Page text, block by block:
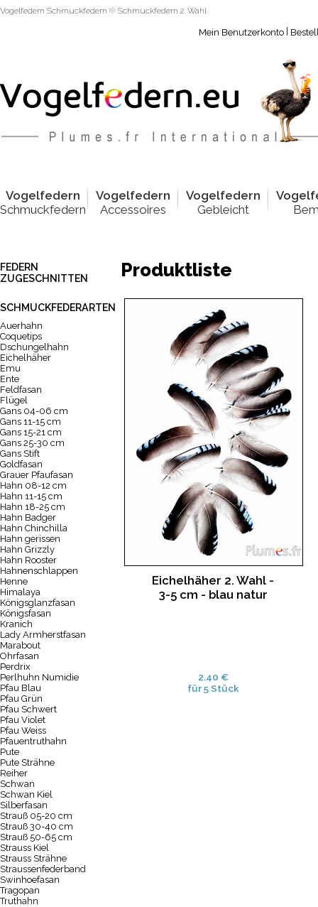
Vogelfedern Schmuckfedern Schmuckfedern 2. Wahl
Mein Benutzerkonto
Vogelfedern
Schmuckfedern
Vogelfedern
Accessoires
Vogelfedern
Gebleicht
FEDERN
ZUGESCHNITTEN
SCHMUCKFEDERARTEN
Auerhahn
Coquetips
Dschungelhahn
Eichelhäher
Emu
Ente
Feldfasan
Flügel
Gans 04-06 cm
Gans 11-15 cm
Gans 15-21 cm
Gans 25-30 cm
Gans Stift
Goldfasan
Grauer Pfaufasan
Hahn 08-12 cm
Hahn 11-15 cm
Hahn 18-25 cm
Hahn Badger
Hahn Chinchilla
Hahn gerissen
Hahn Grizzly
Hahn Rooster
Hahnenschlappen
Henne
Himalaya
Königsglanzfasan
Königsfasan
Kranich
Lady Armherstfasan
Marabout
Ohrfasan
Perdrix
Perlhuhn Numidie
Pfau Blau
Pfau Grün
Pfau Schwert
Pfau Violet
Pfau Weiss
Pfauentruthahn
Pute
Pute Strähne
Reiher
Schwan
Schwan Kiel
Silberfasan
Strauß 05-20 cm
Strauß 30-40 cm
Strauß 50-65 cm
Strauss Kiel
Strauss Strähne
Straussenfederband
Swinhoefasan
Tragopan
Truthahn
Produktliste
Eichelhäher 2. Wahl -
3-5 cm - blau natur
2.40 €
für 5 Stück